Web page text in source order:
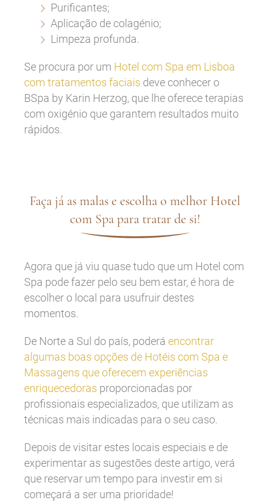
Purificantes;
Aplicação de colagénio;
Limpeza profunda.
Se procura por um Hotel com Spa em Lisboa
com tratamentos faciais deve conhecer o
BSpa by Karin Herzog, que lhe oferece terapias
com oxigénio que garantem resultados muito
rápidos.
Faça já as malas e escolha o melhor Hotel
com Spa para tratar de si!
Agora que já viu quase tudo que um Hotel com
Spa pode fazer pelo seu bem estar, é hora de
escolher o local para usufruir destes
momentos.
De Norte a Sul do país, poderá encontrar
algumas boas opções de Hotéis com Spa e
Massagens que oferecem experiências
enriquecedoras proporcionadas por
profissionais especializados, que utilizam as
técnicas mais indicadas para o seu caso.
Depois de visitar estes locais especiais e de
experimentar as sugestões deste artigo, verá
que reservar um tempo para investir em si
começará a ser uma prioridade!